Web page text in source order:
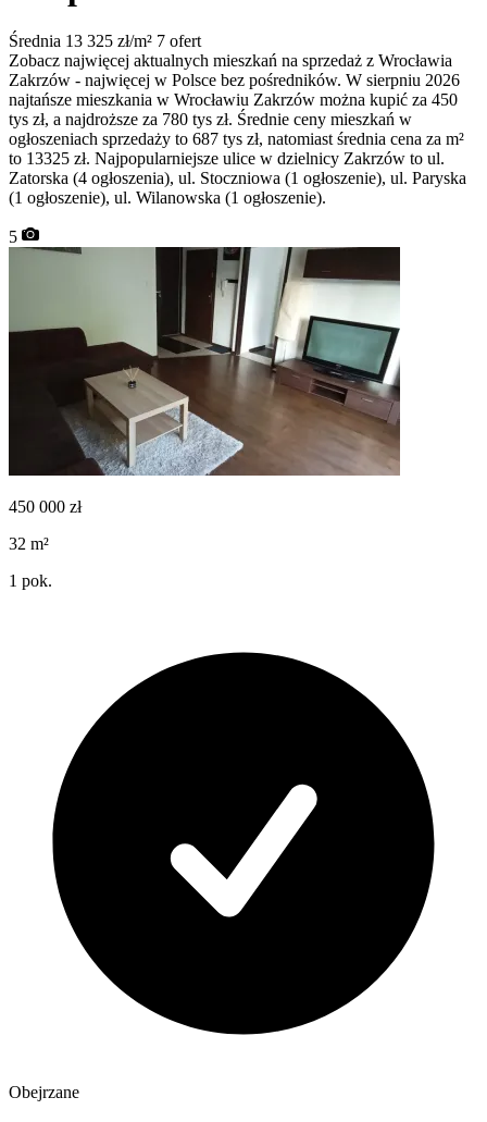
Średnia 13 325 zł/m² 7 ofert
Zobacz najwięcej aktualnych mieszkań na sprzedaż z Wrocławia
Zakrzów - najwięcej w Polsce bez pośredników. W sierpniu 2026
najtańsze mieszkania w Wrocławiu Zakrzów można kupić za 450
tys zł, a najdroższe za 780 tys zł. Średnie ceny mieszkań w
ogłoszeniach sprzedaży to 687 tys zł, natomiast średnia cena za m²
to 13325 zł. Najpopularniejsze ulice w dzielnicy Zakrzów to ul.
Zatorska (4 ogłoszenia), ul. Stoczniowa (1 ogłoszenie), ul. Paryska
(1 ogłoszenie), ul. Wilanowska (1 ogłoszenie).
5
450 000 zł
32 m²
1 pok.
Obejrzane